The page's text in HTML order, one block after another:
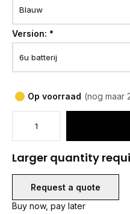
Version: *
Op voorraad (nog maar
Larger quantity
Request a quote
Buy now, pay later